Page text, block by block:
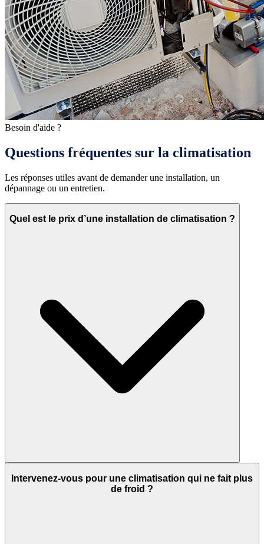
Besoin d'aide ?
Questions fréquentes sur la climatisation
Les réponses utiles avant de demander une installation, un
dépannage ou un entretien.
Quel est le prix d’une installation de climatisation ?
Intervenez-vous pour une climatisation qui ne fait plus
de froid ?